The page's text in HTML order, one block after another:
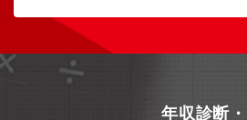
年収診断・